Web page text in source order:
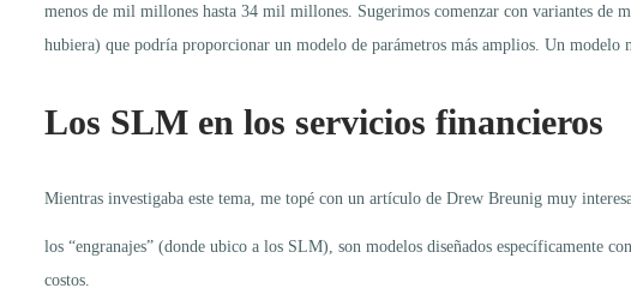
menos de mil millones hasta 34 mil millones. Sugerimos comenzar con variantes de
hubiera) que podría proporcionar un modelo de parámetros más amplios. Un
Los SLM en los servicios financieros
Mientras investigaba este tema, me topé con un artículo de Drew Breunig muy
los “engranajes” (donde ubico a los SLM), son modelos diseñados específicamente
costos.